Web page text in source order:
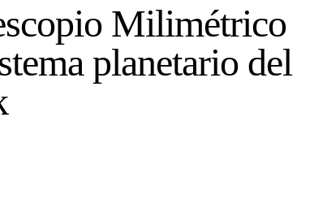
Milimétrico
planetario del